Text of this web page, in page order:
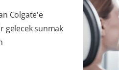
Colgate'e
gelecek sunmak